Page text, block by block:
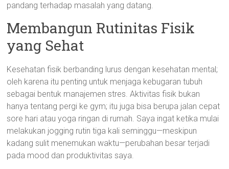
pandang terhadap masalah yang datang.
Membangun Rutinitas Fisik
yang Sehat
Kesehatan fisik berbanding lurus dengan kesehatan mental;
oleh karena itu penting untuk menjaga kebugaran tubuh
sebagai bentuk manajemen stres. Aktivitas fisik bukan
hanya tentang pergi ke gym; itu juga bisa berupa jalan cepat
sore hari atau yoga ringan di rumah. Saya ingat ketika mulai
melakukan jogging rutin tiga kali seminggu—meskipun
kadang sulit menemukan waktu—perubahan besar terjadi
pada mood dan produktivitas saya.